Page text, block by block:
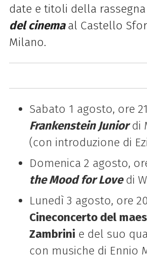
date e titoli della rassegna
del cinemaal Castello
Milano.
Sabato 1 agosto, ore
Frankenstein Juniordi
(con introduzione di
Domenica 2 agosto,
the Mood for Lovedi
Lunedì 3 agosto, ore
Cineconcerto del
Zambrini e del suo
con musiche di Ennio